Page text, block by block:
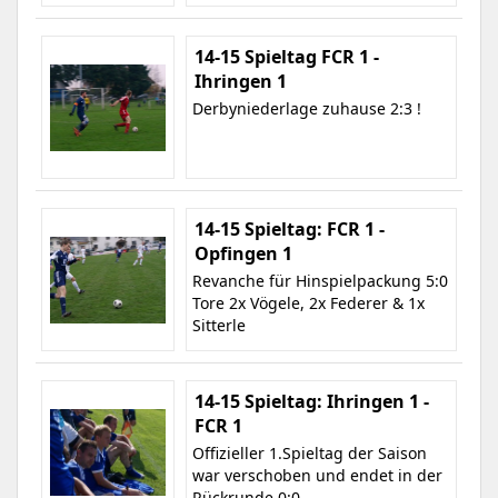
14-15 Spieltag FCR 1 -
Ihringen 1
Derbyniederlage zuhause 2:3 !
14-15 Spieltag: FCR 1 -
Opfingen 1
Revanche für Hinspielpackung 5:0
Tore 2x Vögele, 2x Federer & 1x
Sitterle
14-15 Spieltag: Ihringen 1 -
FCR 1
Offizieller 1.Spieltag der Saison
war verschoben und endet in der